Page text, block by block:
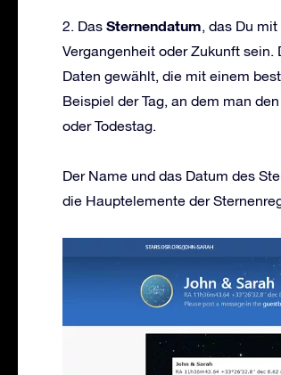
2. Das Sternendatum, das Du
Vergangenheit oder Zukunft
Daten gewählt, die mit einem
Beispiel der Tag, an dem man
oder Todestag.
Der Name und das Datum des
die Hauptelemente der